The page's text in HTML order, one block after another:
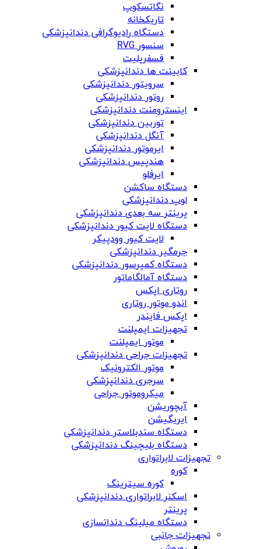
نگاتسکوپ
تاریکخانه
دستگاه‌ رادیوگرافی دندانپزشکی
سنسور RVG
فسفرپلیت
کابینت ها دندانپزشکی
سرویتور دندانپزشکی
روتور دندانپزشکی
اینسترومنت دندانپزشکی
توربین دندانپزشکی
آنگل دندانپزشکی
ایرموتور دندانپزشکی
هندپیس دندانپزشکی
ایرفلو
دستگاه ساکشن
لوپ دندانپزشکی
پرینتر سه بعدی دندانپزشکی
دستگاه لایت کیور دندانپزشکی
لایت کیور وودپیکر
جرمگیر دندانپزشکی
دستگاه کمپرسور دندانپزشکی
دستگاه آمالگاماتور
روتاری اپکس
اندو موتور روتاری
اپکس فایندر
تجهیزات ایمپلنت
موتور ایمپلنت
تجهیزات جراحی دندانپزشکی
موتور الکترونیک
سرجری دندانپزشکی
میکروموتور جراحی
آبچوریشن
ایریگیشن
دستگاه سندبلاستر دندانپزشکی
دستگاه بلیچینگ دندانپزشکی
تجهیزات لابراتواری
کوره
کوره سیترینگ
اسکنر لابراتواری دندانپزشکی
پرینتر
دستگاه میلینگ دندانسازی
تجهیزات جانبی